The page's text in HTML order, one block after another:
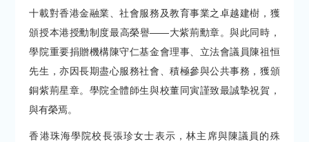
十載對香港金融業、社會服務及教育事業之卓越建樹，獲
頒授本港授勳制度最高榮譽——大紫荊勳章。與此同時，
學院重要捐贈機構陳守仁基金會理事、立法會議員陳祖恒
先生，亦因長期盡心服務社會、積極參與公共事務，獲頒
銅紫荊星章。學院全體師生與校董同寅謹致最誠摯祝賀，
與有榮焉。
香港珠海學院校長張珍女士表示，林主席與陳議員的殊